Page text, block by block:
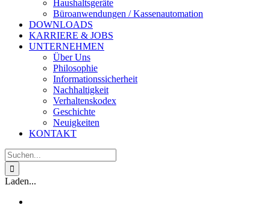
Haushaltsgeräte
Büroanwendungen / Kassenautomation
DOWNLOADS
KARRIERE & JOBS
UNTERNEHMEN
Über Uns
Philosophie
Informationssicherheit
Nachhaltigkeit
Verhaltenskodex
Geschichte
Neuigkeiten
KONTAKT
Suche
nach:
Laden...